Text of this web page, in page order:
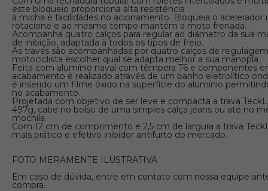
este bloqueio proporciona alta resistência
à micha e facilidades no acionamento. Bloqueia o
rotacione e ao mesmo tempo mantém a moto frenada.
Acompanha quatro calços para regular ao diâmetro da sua
de inibição, adaptada à todos os tipos de freio.
As travas são acompanhadas por quatro calços de
motociclista escolher qual se adapta melhor a sua manopla.
Feita com alumínio naval com têmpera T6 e componentes
acabamento é realizado através de um banho eletrolítico
é inserido um filme óxido na superfície do alumínio
no acabamento.
Projetada com objetivo de ser leve e compacta a trava
497g, cabe no bolso de uma simples calça jeans ou até no
mochila.
Com 12 cm de comprimento e 2,5 cm de largura a trava
mais prático e efetivo inibidor antifurto do mercado.
FOTO MERAMENTE ILUSTRATIVA
Em caso de dúvida, entre em contato com nossa equipe
compra.